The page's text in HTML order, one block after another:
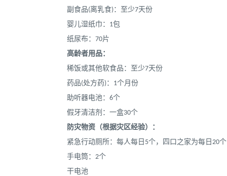
副食品(离乳食)：至少7天份
婴儿湿纸巾：1包
纸尿布：70片
高龄者用品：
稀饭或其他软食品：至少7天份
药品(处方药)：1个月份
助听器电池：6个
假牙清洁剂：一盒30个
防灾物资（根据灾区经验）：
紧急行动厕所：每人每日5个，四口之家为每日20个
手电筒：2个
干电池